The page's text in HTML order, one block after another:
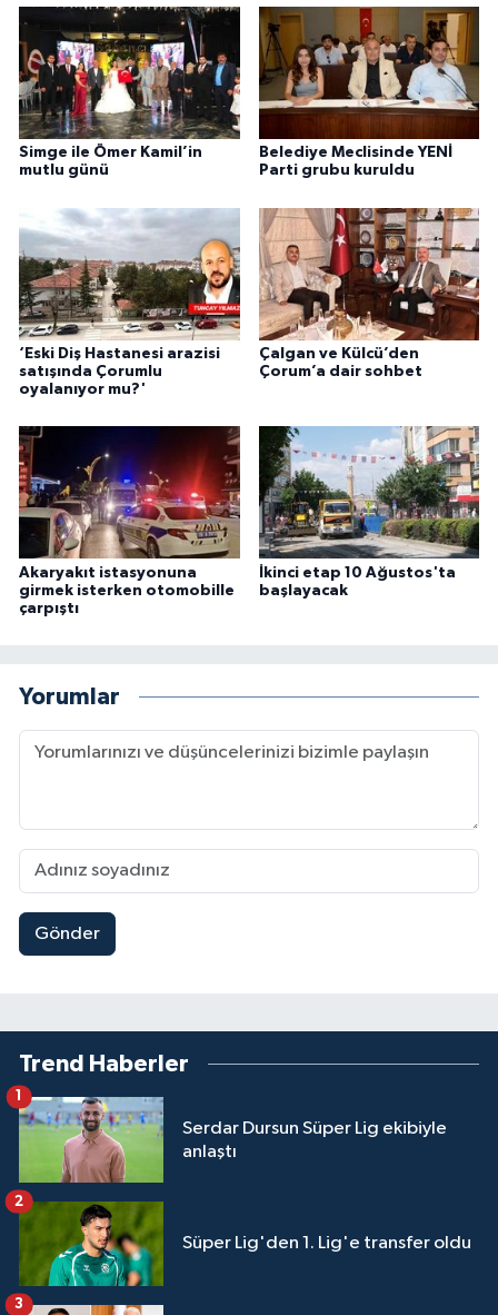
Simge ile Ömer Kamil’in
mutlu günü
Belediye Meclisinde YENİ
Parti grubu kuruldu
‘Eski Diş Hastanesi arazisi
satışında Çorumlu
oyalanıyor mu?'
Çalgan ve Külcü’den
Çorum’a dair sohbet
Akaryakıt istasyonuna
girmek isterken otomobille
çarpıştı
İkinci etap 10 Ağustos'ta
başlayacak
Yorumlar
Gönder
Trend Haberler
Serdar Dursun Süper Lig ekibiyle
anlaştı
Süper Lig'den 1. Lig'e transfer oldu
2
3